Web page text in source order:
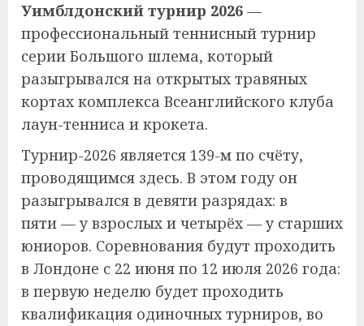
Уимблдонский турнир 2026 —
профессиональный теннисный турнир
серии Большого шлема, который
разыгрывался на открытых травяных
кортах комплекса Всеанглийского клуба
лаун-тенниса и крокета.
Турнир-2026 является 139-м по счёту,
проводящимся здесь. В этом году он
разыгрывался в девяти разрядах: в
пяти — у взрослых и четырёх — у старших
юниоров. Соревнования будут проходить
в Лондоне с 22 июня по 12 июля 2026 года:
в первую неделю будет проходить
квалификация одиночных турниров, во